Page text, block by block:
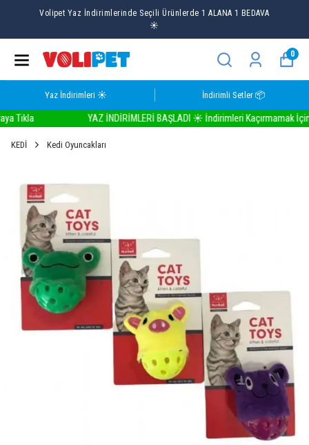
Volipet Yaz İndirimlerinde Seçili Ürünlerde 1 ALANA 1 BEDAVA
☀️
0
Yaz İndirimleri ☀️ İndirimli Setler 📦
YAZ İNDİRİMLERİ BAŞLADI ☀️ İndirimleri Kaçırmamak İçin
KEDİ Kedi Oyuncakları